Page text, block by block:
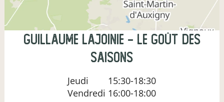
Guillaume Lajoinie - Le Goût des
Saisons
Jeudi
15:30-18:30
Vendredi 16:00-18:00